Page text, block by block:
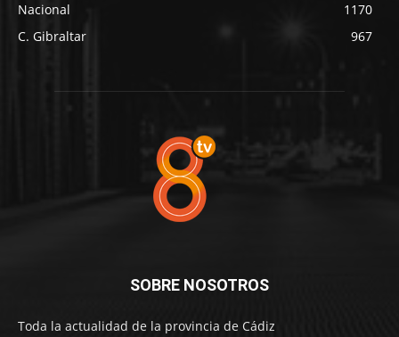
Nacional
1170
C. Gibraltar
967
SOBRE NOSOTROS
Toda la actualidad de la provincia de Cádiz